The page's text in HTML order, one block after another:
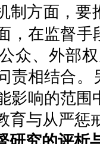
制方面，
，在监督
众、外部
责相结合
影响的范
育与从严惩